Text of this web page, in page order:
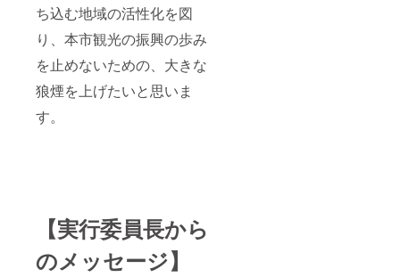
ち込む地域の活性化を図
り、本市観光の振興の歩み
を止めないための、大きな
狼煙を上げたいと思いま
す。
【実行委員長から
のメッセージ】